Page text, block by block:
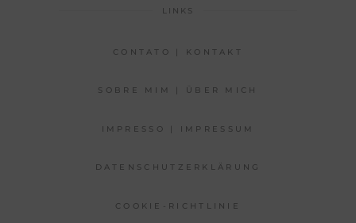
LINKS
CONTATO | KONTAKT
SOBRE MIM | ÜBER MICH
IMPRESSO | IMPRESSUM
DATENSCHUTZERKLÄRUNG
COOKIE-RICHTLINIE